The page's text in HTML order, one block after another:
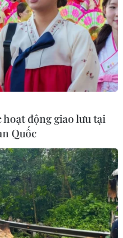
hơn giữa Ấn Độ và Trung
leo thang gây thương vong
nhất trí giải quyết
động giao lưu tại
Quốc